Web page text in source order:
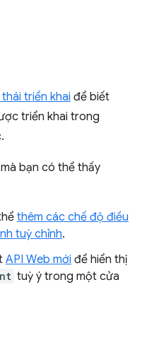
triển khai để biết
triển khai trong
bạn có thể thấy
thêm các chế độ điều
tuỳ chỉnh.
API Web mới để hiển thị
tuỳ ý trong một cửa